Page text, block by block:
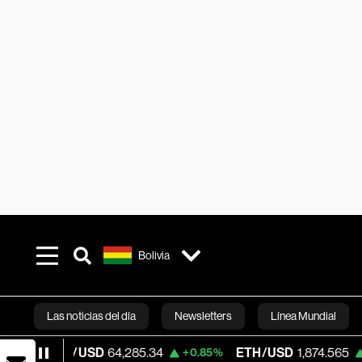
Bolivia
Las noticias del día Newsletters Línea Mundial
Bloomberg
USD 64,285.34 +0.85% ETH/USD 1,874.565 +0.38%